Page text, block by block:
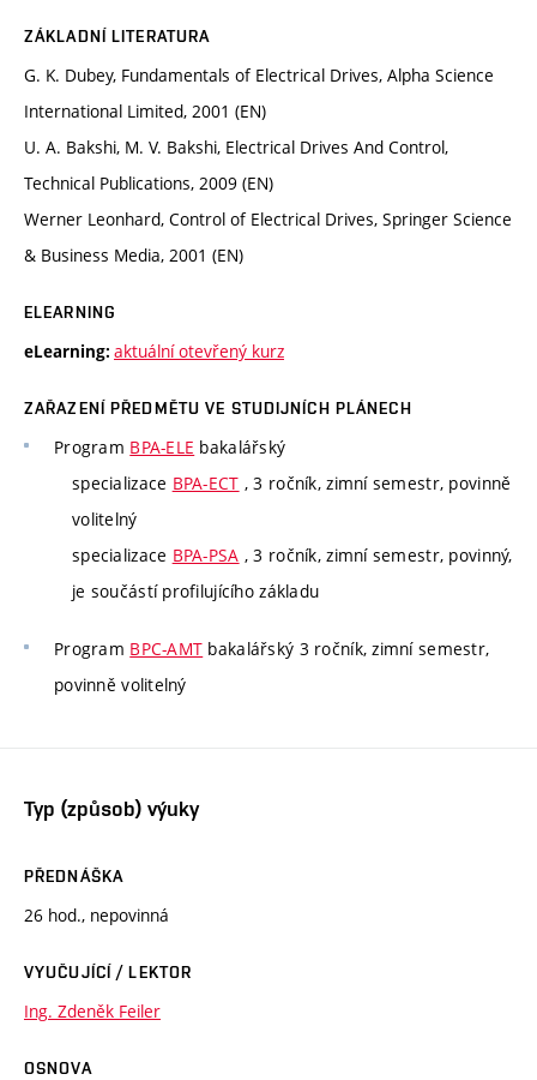
ZÁKLADNÍ LITERATURA
G. K. Dubey, Fundamentals of Electrical Drives, Alpha Science
International Limited, 2001 (EN)
U. A. Bakshi, M. V. Bakshi, Electrical Drives And Control,
Technical Publications, 2009 (EN)
Werner Leonhard, Control of Electrical Drives, Springer Science
& Business Media, 2001 (EN)
ELEARNING
eLearning: aktuální otevřený kurz
ZAŘAZENÍ PŘEDMĚTU VE STUDIJNÍCH PLÁNECH
Program BPA-ELE bakalářský
specializace BPA-ECT , 3 ročník, zimní semestr, povinně
volitelný
specializace BPA-PSA , 3 ročník, zimní semestr, povinný,
je součástí profilujícího základu
Program BPC-AMT bakalářský 3 ročník, zimní semestr,
povinně volitelný
Typ (způsob) výuky
PŘEDNÁŠKA
26 hod., nepovinná
VYUČUJÍCÍ / LEKTOR
Ing. Zdeněk Feiler
OSNOVA